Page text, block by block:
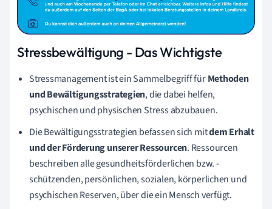
Stressbewältigung - Das Wichtigste
Stressmanagement ist ein Sammelbegriff fürMethoden
und Bewältigungsstrategien, die dabei helfen,
psychischen und physischen Stress abzubauen.
Die Bewältigungsstrategien befassen sich mitdemErhalt
und der Förderung unserer Ressourcen. Ressourcen
beschreiben alle gesundheitsförderlichen bzw. -
schützenden, persönlichen, sozialen, körperlichen und
psychischen Reserven, über die ein Mensch verfügt.